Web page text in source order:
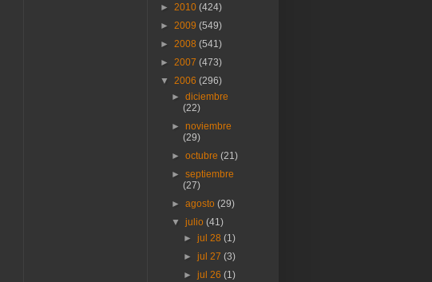
► 2010 (424)
► 2009 (549)
► 2008 (541)
► 2007 (473)
▼ 2006 (296)
►diciembre
(22)
►noviembre
(29)
►octubre(21)
►septiembre
(27)
►agosto(29)
▼julio(41)
► jul 28 (1)
► jul 27 (3)
► jul 26 (1)